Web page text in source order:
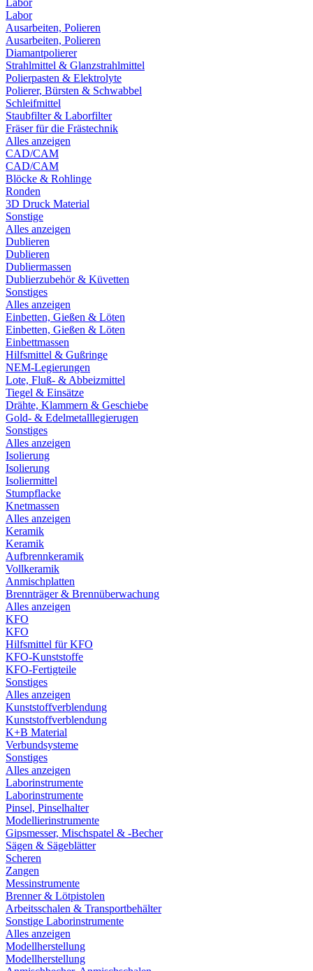
Labor
Labor
Ausarbeiten, Polieren
Ausarbeiten, Polieren
Diamantpolierer
Strahlmittel & Glanzstrahlmittel
Polierpasten & Elektrolyte
Polierer, Bürsten & Schwabbel
Schleifmittel
Staubfilter & Laborfilter
Fräser für die Frästechnik
Alles anzeigen
CAD/CAM
CAD/CAM
Blöcke & Rohlinge
Ronden
3D Druck Material
Sonstige
Alles anzeigen
Dublieren
Dublieren
Dubliermassen
Dublierzubehör & Küvetten
Sonstiges
Alles anzeigen
Einbetten, Gießen & Löten
Einbetten, Gießen & Löten
Einbettmassen
Hilfsmittel & Gußringe
NEM-Legierungen
Lote, Fluß- & Abbeizmittel
Tiegel & Einsätze
Drähte, Klammern & Geschiebe
Gold- & Edelmetalllegierugen
Sonstiges
Alles anzeigen
Isolierung
Isolierung
Isoliermittel
Stumpflacke
Knetmassen
Alles anzeigen
Keramik
Keramik
Aufbrennkeramik
Vollkeramik
Anmischplatten
Brennträger & Brennüberwachung
Alles anzeigen
KFO
KFO
Hilfsmittel für KFO
KFO-Kunststoffe
KFO-Fertigteile
Sonstiges
Alles anzeigen
Kunststoffverblendung
Kunststoffverblendung
K+B Material
Verbundsysteme
Sonstiges
Alles anzeigen
Laborinstrumente
Laborinstrumente
Pinsel, Pinselhalter
Modellierinstrumente
Gipsmesser, Mischspatel & -Becher
Sägen & Sägeblätter
Scheren
Zangen
Messinstrumente
Brenner & Lötpistolen
Arbeitsschalen & Transportbehälter
Sonstige Laborinstrumente
Alles anzeigen
Modellherstellung
Modellherstellung